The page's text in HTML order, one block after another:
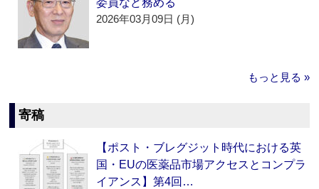
委員など務める
2026年03月09日 (月)
もっと見る »
寄稿
【ポスト・ブレグジット時代における英
国・EUの医薬品市場アクセスとコンプラ
イアンス】第4回…